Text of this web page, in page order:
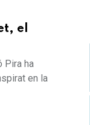
el
Pira ha
en la